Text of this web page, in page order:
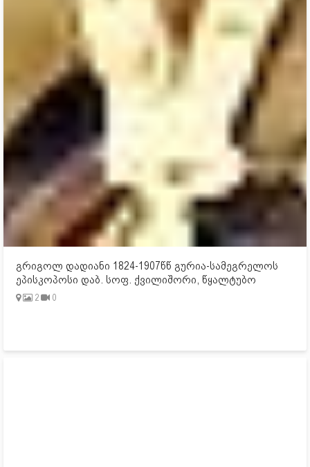
გრიგოლ დადიანი 1824-1907წწ გურია-სამეგრელოს
ეპისკოპოსი დაბ. სოფ. ქვილიშორი, წყალტუბო
2 0